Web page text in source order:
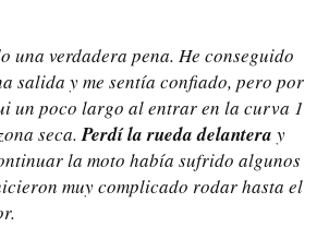
una verdadera pena. He conseguido
salida y me sentía confiado, pero por
un poco largo al entrar en la curva 1
seca.Perdí la rueda delantera y
la moto había sufrido algunos
muy complicado rodar hasta el